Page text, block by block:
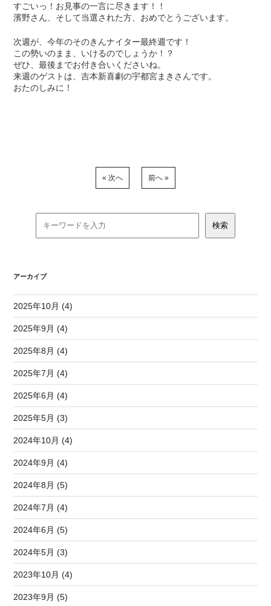
すごいっ！お見事の一言に尽きます！！
濱野さん、そして当選された方、おめでとうございます。
次週が、今年のそのきんナイター最終週です！
この勢いのまま、いけるのでしょうか！？
ぜひ、最後までお付き合いくださいね。
来週のゲストは、吉本新喜劇の宇都宮まきさんです。
おたのしみに！
« 次へ 前へ »
アーカイブ
2025年10月 (4)
2025年9月 (4)
2025年8月 (4)
2025年7月 (4)
2025年6月 (4)
2025年5月 (3)
2024年10月 (4)
2024年9月 (4)
2024年8月 (5)
2024年7月 (4)
2024年6月 (5)
2024年5月 (3)
2023年10月 (4)
2023年9月 (5)